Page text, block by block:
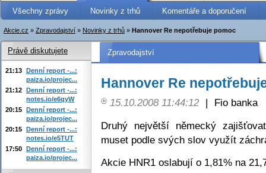
Všechny zprávy Novinky z trhů Komentáře a doporučení
Akcie.cz » Zpravodajství » Novinky z trhů » Hannover Re nepotřebuje pomoc
Zpravodajství
Hannover Re
15.10.2008 11:44:12 |
Fio banka
Druhý největší německý
muset podle svých slov využít
Akcie HNR1 oslabují o 1,81% na
Právě diskutujete
21:13 Denní report -...:
paiza.io/projec...
21:12 Denní report -...:
notes.io/e6qyW
20:15 Denní report -...:
paiza.io/projec...
20:15 Denní report -...:
notes.io/e5TUT
17:50 Denní report -...:
paiza.io/projec...